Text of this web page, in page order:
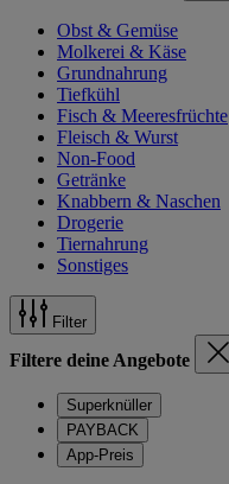
Obst & Gemüse
Molkerei & Käse
Grundnahrung
Tiefkühl
Fisch & Meeresfrüchte
Fleisch & Wurst
Non-Food
Getränke
Knabbern & Naschen
Drogerie
Tiernahrung
Sonstiges
Filter
Filtere deine Angebote
Superknüller
PAYBACK
App-Preis